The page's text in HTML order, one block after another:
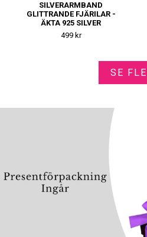
SILVERARMBAND
GLITTRANDE FJÄRILAR -
ÄKTA 925 SILVER
499 kr
SE